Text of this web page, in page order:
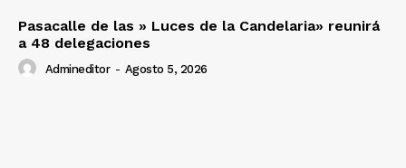
Pasacalle de las » Luces de la Candelaria» reunirá
a 48 delegaciones
Admineditor - Agosto 5, 2026